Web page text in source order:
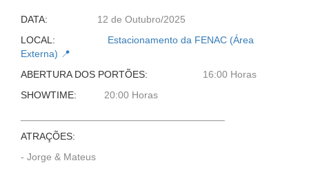
DATA: 12 de Outubro/2025
LOCAL: Estacionamento da FENAC (Área
Externa) 📍
ABERTURA DOS PORTÕES: 16:00 Horas
SHOWTIME: 20:00 Horas
ATRAÇÕES:
- Jorge & Mateus